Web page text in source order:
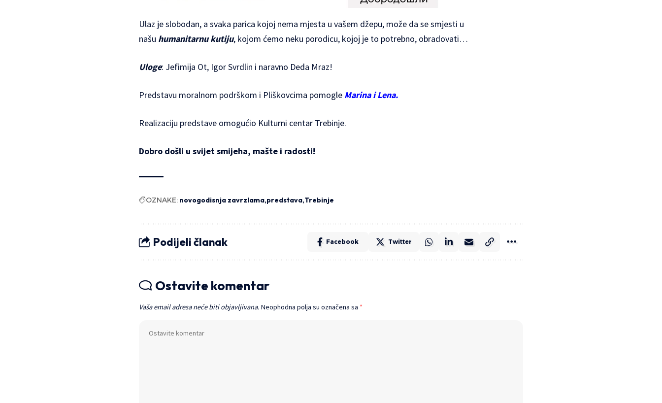
Ulaz je slobodan, a svaka parica kojoj nema mjesta u vašem džepu, može da se smjesti u
našu humanitarnu kutiju, kojom ćemo neku porodicu, kojoj je to potrebno, obradovati…
Uloge: Jefimija Ot, Igor Svrdlin i naravno Deda Mraz!
Predstavu moralnom podrškom i Pliškovcima pomogle Marina i Lena.
Realizaciju predstave omogućio Kulturni centar Trebinje.
Dobro došli u svijet smijeha, mašte i radosti!
OZNAKE: novogodisnja zavrzlama predstava Trebinje
Podijeli članak Facebook Twitter
Ostavite komentar
Vaša email adresa neće biti objavljivana. Neophodna polja su označena sa *